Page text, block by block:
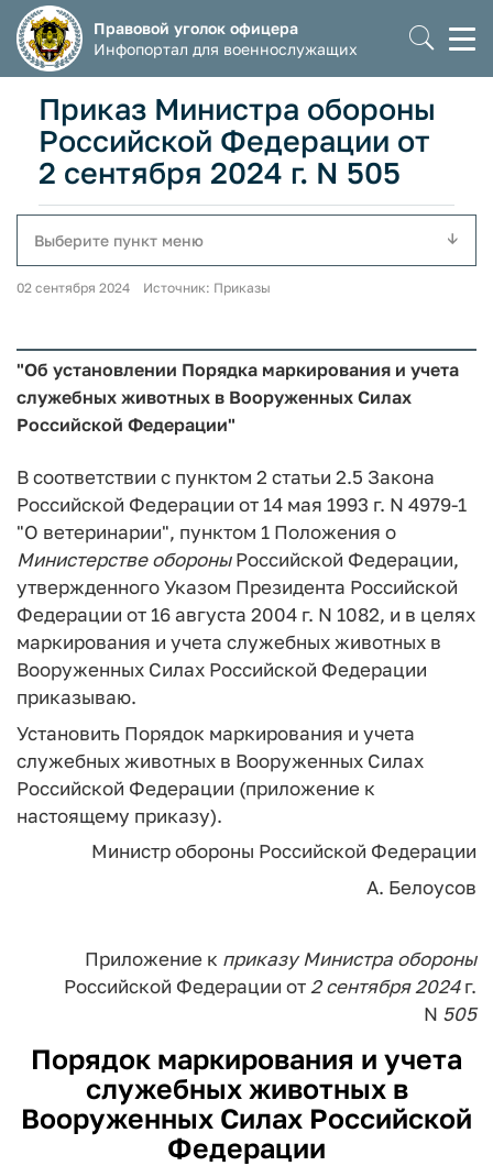
Правовой уголок офицера
Инфопортал для военнослужащих
Приказ Министра обороны
Российской Федерации от
2 сентября 2024 г. N 505
Выберите пункт меню
02 сентября 2024 Источник: Приказы
"Об установлении Порядка маркирования и учета
служебных животных в Вооруженных Силах
Российской Федерации"
В соответствии с пунктом 2 статьи 2.5 Закона
Российской Федерации от 14 мая 1993 г. N 4979-1
"О ветеринарии", пунктом 1 Положения о
Министерстве обороныРоссийской Федерации,
утвержденного Указом Президента Российской
Федерации от 16 августа 2004 г. N 1082, и в целях
маркирования и учета служебных животных в
Вооруженных Силах Российской Федерации
приказываю.
Установить Порядок маркирования и учета
служебных животных в Вооруженных Силах
Российской Федерации (приложение к
настоящему приказу).
Министр обороны Российской Федерации
А. Белоусов
Приложение к приказу Министра обороны
Российской Федерации от 2 сентября 2024г.
N 505
Порядок маркирования и учета
служебных животных в
Вооруженных Силах Российской
Федерации